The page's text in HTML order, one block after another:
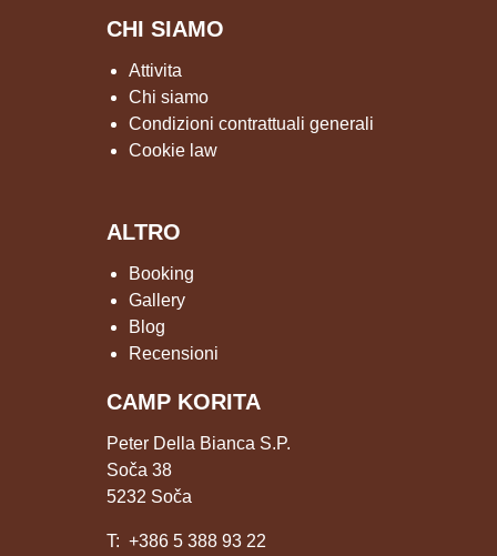
CHI SIAMO
Attivita
Chi siamo
Condizioni contrattuali generali
Cookie law
ALTRO
Booking
Gallery
Blog
Recensioni
CAMP KORITA
Peter Della Bianca S.P.
Soča 38
5232 Soča
T: +386 5 388 93 22